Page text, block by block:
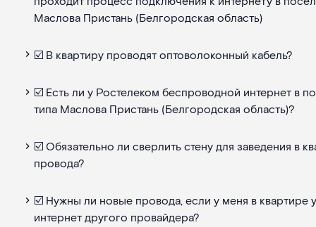
Маслова Пристань (Белгородская область)
☑️ В квартиру проводят оптоволоконный кабель?
☑️ Есть ли у Ростелеком беспроводной интернет в
типа Маслова Пристань (Белгородская область)?
☑️ Обязательно ли сверлить стену для заведения в
провода?
☑️ Нужны ли новые провода, если у меня в квартире
интернет другого провайдера?